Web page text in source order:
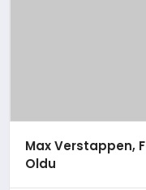
Max Verstappen,
Oldu